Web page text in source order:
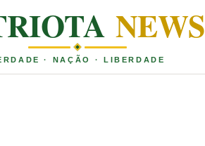
NEWS
· NAÇÃO · LIBERDADE